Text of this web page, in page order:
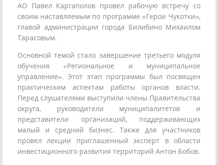
АО Павел Каргаполов провел рабочую встречу со
своим наставляемым по программе «Герои Чукотки»,
главой администрации города Билибино Михаилом
Тарасовым.
Основной темой стало завершение третьего модуля
обучения «Региональное и муниципальное
управление». Этот этап программы был посвящен
практическим аспектам работы органов власти.
Перед слушателями выступили члены Правительства
округа, руководители муниципалитетов и
представители организаций, поддерживающих
малый и средний бизнес. Также для участников
провел лекции приглашенный эксперт в области
инвестиционного развития территорий Антон Бобов.